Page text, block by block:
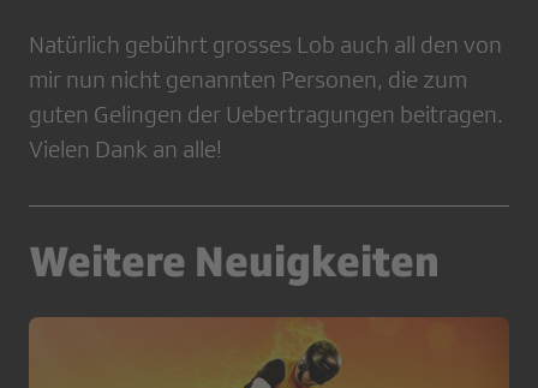
Natürlich gebührt grosses Lob auch all den von
mir nun nicht genannten Personen, die zum
guten Gelingen der Uebertragungen beitragen.
Vielen Dank an alle!
Weitere Neuigkeiten